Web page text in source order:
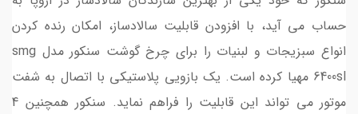
حساب می آید، با افزودن قابلیت سالادساز، امکان رنده کردن
انواع سبزیجات و لبنیات را برای چرخ گوشت سنکور مدل smg
6400sl مهیا کرده است. یک بازویی پلاستیکی با اتصال به شفت
موتور می تواند این قابلیت را فراهم نماید. سنکور همچنین 4